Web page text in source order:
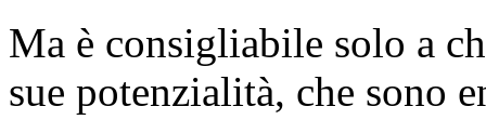
Ma è consigliabile solo a
sue potenzialità, che sono